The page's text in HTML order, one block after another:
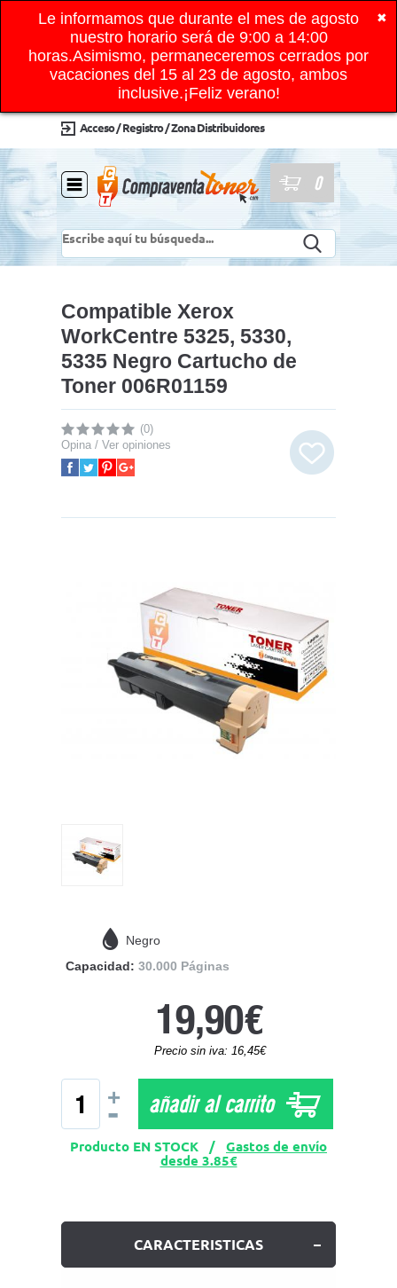
✖
Le informamos que durante el mes de agosto
nuestro horario será de 9:00 a 14:00
horas.Asimismo, permaneceremos cerrados por
vacaciones del 15 al 23 de agosto, ambos
inclusive.¡Feliz verano!
Acceso / Registro / Zona Distribuidores
0
Compatible Xerox
WorkCentre 5325, 5330,
5335 Negro Cartucho de
Toner 006R01159
(0)
Opina / Ver opiniones
Negro
Capacidad: 30.000 Páginas
19,90€
Precio sin iva: 16,45€
+
- añadir al carrito
Producto EN STOCK / Gastos de envío
desde 3.85€
CARACTERISTICAS